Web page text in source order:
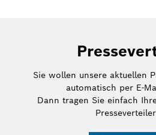
Sie wollen unsere aktuellen
automatisch per E-
Dann tragen Sie einfach